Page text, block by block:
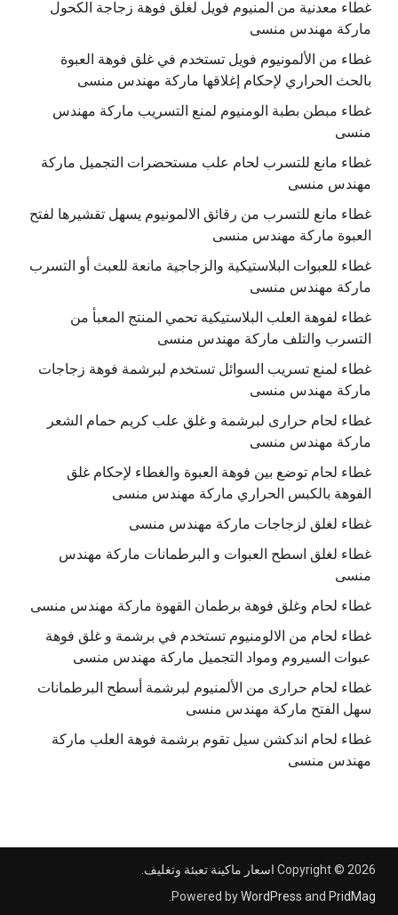
غطاء معدنية من المنيوم فويل لغلق فوهة زجاجة الكحول
ماركة مهندس منسى
غطاء من الألمونيوم فويل تستخدم في غلق فوهة العبوة
بالحث الحراري لإحكام إغلاقها ماركة مهندس منسى
غطاء مبطن بطبة الومنيوم لمنع التسريب ماركة مهندس
منسى
غطاء مانع للتسرب لحام علب مستحضرات التجميل ماركة
مهندس منسى
غطاء مانع للتسرب من رقائق الالمونيوم يسهل تقشيرها لفتح
العبوة ماركة مهندس منسى
غطاء للعبوات البلاستيكية والزجاجية مانعة للعبث أو التسرب
ماركة مهندس منسى
غطاء لفوهة العلب البلاستيكية تحمي المنتج المعبأ من
التسرب والتلف ماركة مهندس منسى
غطاء لمنع تسريب السوائل تستخدم لبرشمة فوهة زجاجات
ماركة مهندس منسى
غطاء لحام حرارى لبرشمة و غلق علب كريم حمام الشعر
ماركة مهندس منسى
غطاء لحام توضع بين فوهة العبوة والغطاء لإحكام غلق
الفوهة بالكبس الحراري ماركة مهندس منسى
غطاء لغلق لزجاجات ماركة مهندس منسى
غطاء لغلق اسطح العبوات و البرطمانات ماركة مهندس
منسى
غطاء لحام وغلق فوهة برطمان القهوة ماركة مهندس منسى
غطاء لحام من الالومنيوم تستخدم في برشمة و غلق فوهة
عبوات السيروم ومواد التجميل ماركة مهندس منسى
غطاء لحام حرارى من الألمنيوم لبرشمة أسطح البرطمانات
سهل الفتح ماركة مهندس منسى
غطاء لحام اندكشن سيل تقوم برشمة فوهة العلب ماركة
مهندس منسى
Copyright © 2026اسعار ماكينة تعبئة وتغليف
Powered byWordPressandPridMag
.